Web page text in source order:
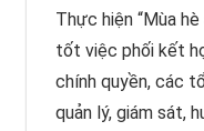
Thực hiện “Mùa
tốt việc phối kết
chính quyền, các
quản lý, giám sát,